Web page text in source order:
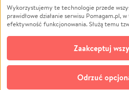
Pomoc Finansowa
Projekty
Pogrzeb
Społeczność lokalna
Kultura
Wykorzystujemy te technologie przede
prawidłowe działanie serwisu Pomagam.pl,
efektywność funkcjonowania. Służą temu
opcjonalnych plików
technologii do celów analitycznych i
zgodę na ich stosowanie lub jej odmówić. W
możliwość zmiany swoich preferencji na
do której link znajdziesz w stopce serwisu
cookie wykorzystywane są w następujących
Odrzuć
Zaakceptuj